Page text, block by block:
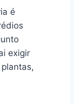
é
exigir